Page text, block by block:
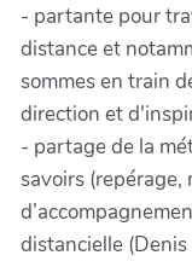
- partante pour
distance et
sommes en train
direction et
- partage de la
savoirs
distancielle (Denis